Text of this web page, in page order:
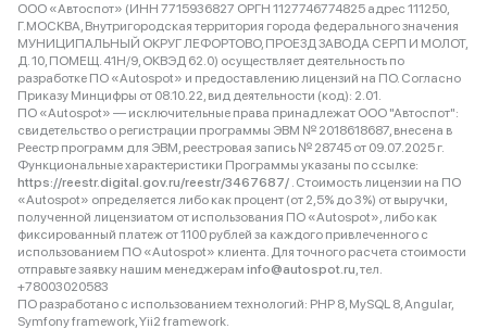
ООО «Автоспот» (ИНН 7715936827 ОРГН 1127746774825 адрес 111250,
Г.МОСКВА, Внутригородская территория города федерального значения
МУНИЦИПАЛЬНЫЙ ОКРУГ ЛЕФОРТОВО, ПРОЕЗД ЗАВОДА СЕРП И МОЛОТ,
Д. 10, ПОМЕЩ. 41Н/9, ОКВЭД 62.0) осуществляет деятельность по
разработке ПО «Autospot» и предоставлению лицензий на ПО. Согласно
Приказу Минцифры от 08.10.22, вид деятельности (код): 2.01.
ПО «Autospot» — исключительные права принадлежат ООО "Автоспот":
свидетельство о регистрации программы ЭВМ № 2018618687, внесена в
Реестр программ для ЭВМ, реестровая запись № 28745 от 09.07.2025 г.
Функциональные характеристики Программы указаны по ссылке:
https://reestr.digital.gov.ru/reestr/3467687/ . Стоимость лицензии на ПО
«Autospot» определяется либо как процент (от 2,5% до 3%) от выручки,
полученной лицензиатом от использования ПО «Autospot», либо как
фиксированный платеж от 1100 рублей за каждого привлеченного с
использованием ПО «Autospot» клиента. Для точного расчета стоимости
отправьте заявку нашим менеджерам info@autospot.ru, тел.
+78003020583
ПО разработано с использованием технологий: PHP 8, MySQL 8, Angular,
Symfony framework, Yii2 framework.